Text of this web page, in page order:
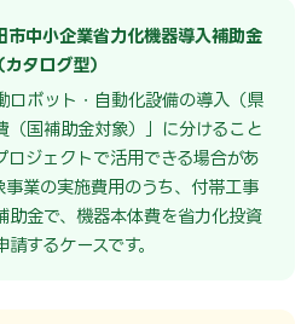
中小企業省力化機器導入補助金
タログ型）
ロボット・自動化設備の導入（県
（国補助金対象）」に分けること
ロジェクトで活用できる場合があ
事業の実施費用のうち、付帯工事
助金で、機器本体費を省力化投資
するケースです。